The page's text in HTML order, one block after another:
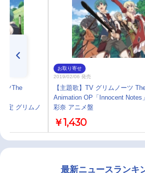
ツThe
定 グリムノ
お取り寄せ
2019/02/06 発売
【主題歌】TV グリムノーツ
Animation OP「Innocent Notes
彩奈 アニメ盤
￥1,430
最新ニュースランキ